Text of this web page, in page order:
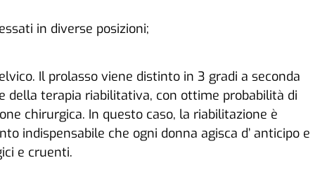
in diverse posizioni;
Il prolasso viene distinto in 3 gradi a seconda
della terapia riabilitativa, con ottime probabilità di
chirurgica. In questo caso, la riabilitazione è
indispensabile che ogni donna agisca d’ anticipo e
e cruenti.